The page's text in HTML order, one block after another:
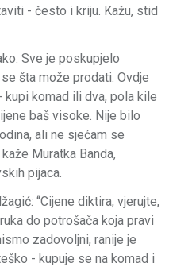
- često i kriju. Kažu, stid
Sve je poskupjelo
šta može prodati. Ovdje
komad ili dva, pola kile
baš visoke. Nije bilo
ali ne sjećam se
Muratka Banda,
pijaca.
“Cijene diktira, vjerujte,
do potrošača koja pravi
zadovoljni, ranije je
- kupuje se na komad i